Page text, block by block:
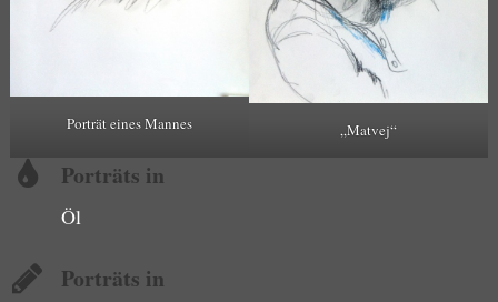
Porträt eines Mannes „Matvej“
Porträts in
Öl
Porträts in